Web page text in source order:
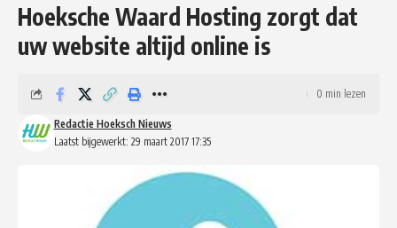
Hoeksche Waard Hosting zorgt dat
uw website altijd online is
Laatst bijgewerkt: 29 maart 2017 17:35
Redactie Hoeksch Nieuws
0 min lezen